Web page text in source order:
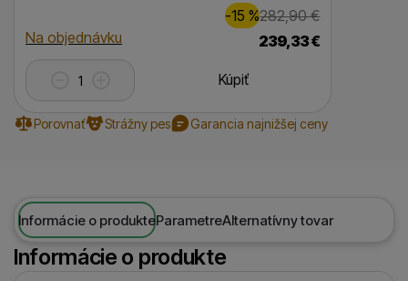
Dostupnosť
Na objednávku
Pôvodná cena
282,90€
Zľava
44,00€
(
-15 %
)
239,33€
Kúpiť
Porovnať Strážny pes Garancia najnižšej ceny
Informácie o produkteParametreAlternatívny tovar
Informácie o produkte